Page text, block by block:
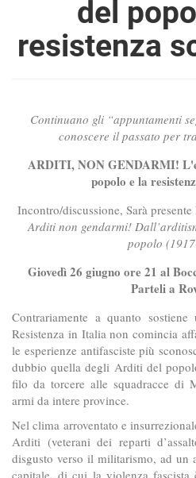
del
resistenza
Continuano gli “appuntamenti
conoscere il passato per
ARDITI, NON GENDARMI!
popolo e la
Incontro/discussione, Sarà
Arditi non gendarmi!
popolo
Giovedì 26 giugno ore 21 al
Parteli a
Contrariamente a quanto sostiene
Resistenza in Italia non comincia
le esperienze antifasciste più
dubbio quella degli Arditi del
filo da torcere alle squadracce di
armi da intere province.
Nel clima arroventato e
Arditi (veterani dei reparti
disgusto verso il militarismo, ad